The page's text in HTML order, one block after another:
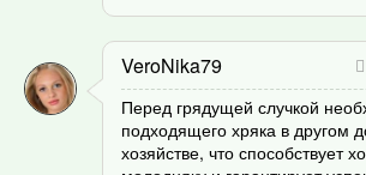
VeroNika79
Перед грядущей случкой
подходящего хряка в другом
хозяйстве, что способствует